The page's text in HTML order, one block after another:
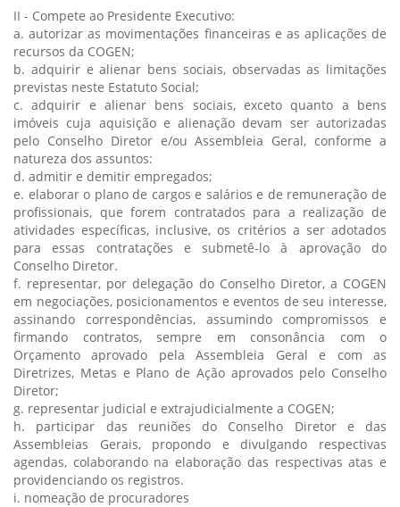
II - Compete ao Presidente Executivo:
a. autorizar as movimentações financeiras e as aplicações de
recursos da COGEN;
b. adquirir e alienar bens sociais, observadas as limitações
previstas neste Estatuto Social;
c. adquirir e alienar bens sociais, exceto quanto a bens
imóveis cuja aquisição e alienação devam ser autorizadas
pelo Conselho Diretor e/ou Assembleia Geral, conforme a
natureza dos assuntos:
d. admitir e demitir empregados;
e. elaborar o plano de cargos e salários e de remuneração de
profissionais, que forem contratados para a realização de
atividades específicas, inclusive, os critérios a ser adotados
para essas contratações e submetê-lo à aprovação do
Conselho Diretor.
f. representar, por delegação do Conselho Diretor, a COGEN
em negociações, posicionamentos e eventos de seu interesse,
assinando correspondências, assumindo compromissos e
firmando contratos, sempre em consonância com o
Orçamento aprovado pela Assembleia Geral e com as
Diretrizes, Metas e Plano de Ação aprovados pelo Conselho
Diretor;
g. representar judicial e extrajudicialmente a COGEN;
h. participar das reuniões do Conselho Diretor e das
Assembleias Gerais, propondo e divulgando respectivas
agendas, colaborando na elaboração das respectivas atas e
providenciando os registros.
i. nomeação de procuradores